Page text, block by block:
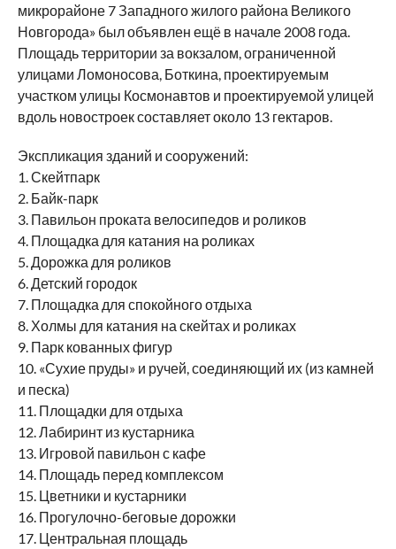
микрорайоне 7 Западного жилого района Великого
Новгорода» был объявлен ещё в начале 2008 года.
Площадь территории за вокзалом, ограниченной
улицами Ломоносова, Боткина, проектируемым
участком улицы Космонавтов и проектируемой улицей
вдоль новостроек составляет около 13 гектаров.
Экспликация зданий и сооружений:
1. Скейтпарк
2. Байк-парк
3. Павильон проката велосипедов и роликов
4. Площадка для катания на роликах
5. Дорожка для роликов
6. Детский городок
7. Площадка для спокойного отдыха
8. Холмы для катания на скейтах и роликах
9. Парк кованных фигур
10. «Сухие пруды» и ручей, соединяющий их (из камней
и песка)
11. Площадки для отдыха
12. Лабиринт из кустарника
13. Игровой павильон с кафе
14. Площадь перед комплексом
15. Цветники и кустарники
16. Прогулочно-беговые дорожки
17. Центральная площадь